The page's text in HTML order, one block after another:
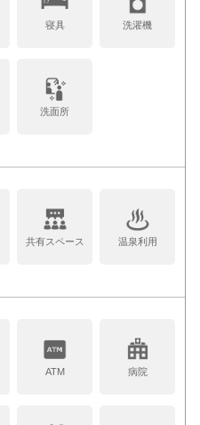
寝具 洗濯機
洗面所
共有スペース 温泉利用
ATM 病院